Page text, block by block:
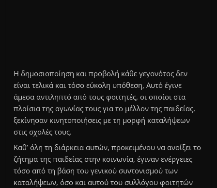
Η δημοσιοποίηση και προβολή κάθε γεγονότος δεν
είναι τελικά και τόσο εύκολη υπόθεση, Αυτό έγινε
άμεσα αντιληπτό από τους φοιτητές, οι οποίοι στα
πλαίσια της αγωνίας τους για το μέλλον της παιδείας,
ξεκίνησαν κινητοποιήσεις με τη μορφή καταλήψεων
στις σχολές τους.
Καθ’ όλη τη διάρκεια αυτών, προκειμένου να ανοίξει το
ζήτημα της παιδείας στην κοινωνία, έγιναν ενέργειες
τόσο από τη βάση του γενικού συντονισμού των
καταλήψεων, όσο και αυτού του συλλόγου φοιτητών